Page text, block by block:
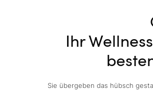
Ihr
Sie übergeben das hübsch